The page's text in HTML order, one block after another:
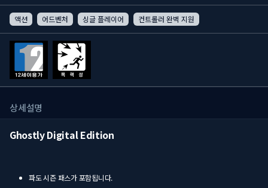
액션 어드벤처 싱글 플레이어 컨트롤러 완벽 지원
상세설명
Ghostly Digital Edition
파도 시즌 패스가 포함됩니다.